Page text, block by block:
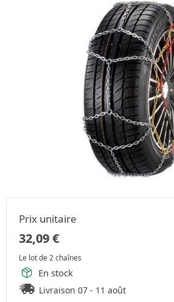
Prix unitaire
32,09€
Le lot de 2 chaînes
En stock
Livraison 07 - 11 août